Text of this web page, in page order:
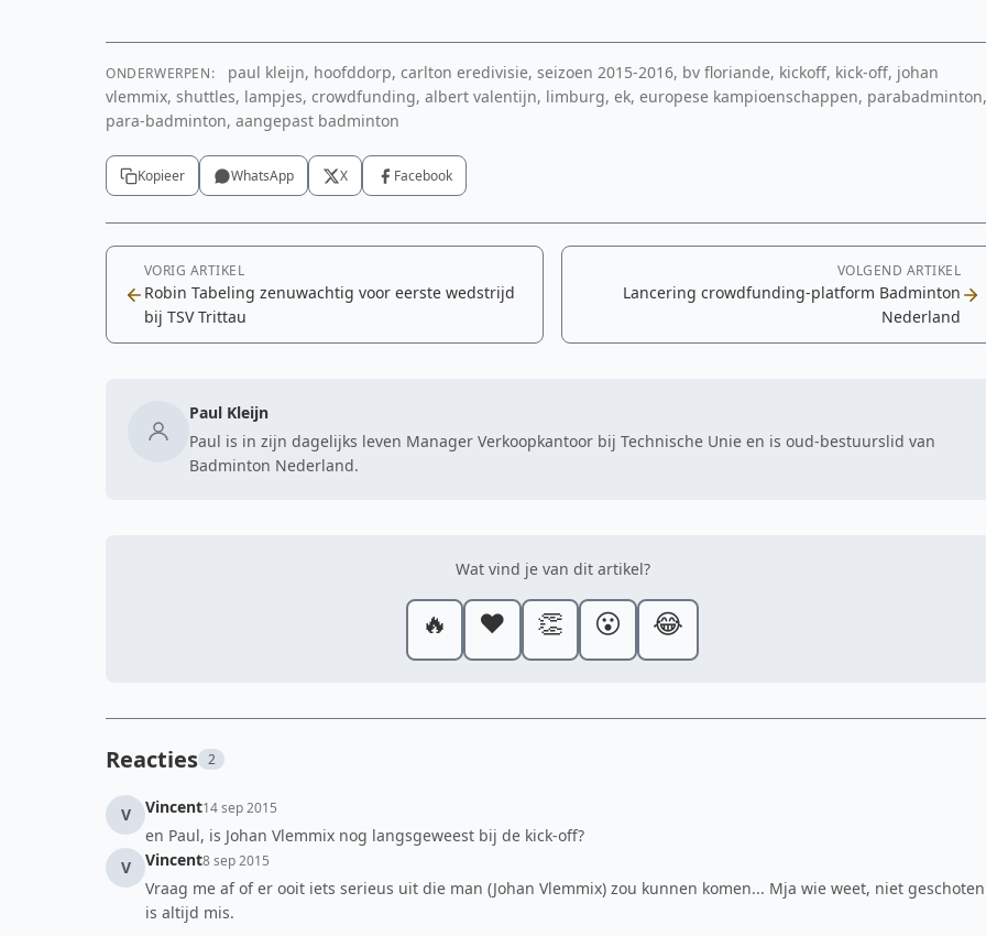
ONDERWERPEN:
paul kleijn, hoofddorp, carlton eredivisie, seizoen 2015-2016, bv floriande, kickoff, kick-off, johan
vlemmix, shuttles, lampjes, crowdfunding, albert valentijn, limburg, ek, europese kampioenschappen, parabadminton,
para-badminton, aangepast badminton
Kopieer WhatsApp X Facebook
VORIG ARTIKEL
Robin Tabeling zenuwachtig voor eerste wedstrijd
bij TSV Trittau
VOLGEND ARTIKEL
Lancering crowdfunding-platform Badminton
Nederland
Paul Kleijn
Paul is in zijn dagelijks leven Manager Verkoopkantoor bij Technische Unie en is oud-bestuurslid van
Badminton Nederland.
Wat vind je van dit artikel?
🔥 ❤️ 👏 😮 😂
Reacties 2
V Vincent14 sep 2015
en Paul, is Johan Vlemmix nog langsgeweest bij de kick-off?
V
Vincent8 sep 2015
Vraag me af of er ooit iets serieus uit die man (Johan Vlemmix) zou kunnen komen... Mja wie weet, niet geschoten
is altijd mis.